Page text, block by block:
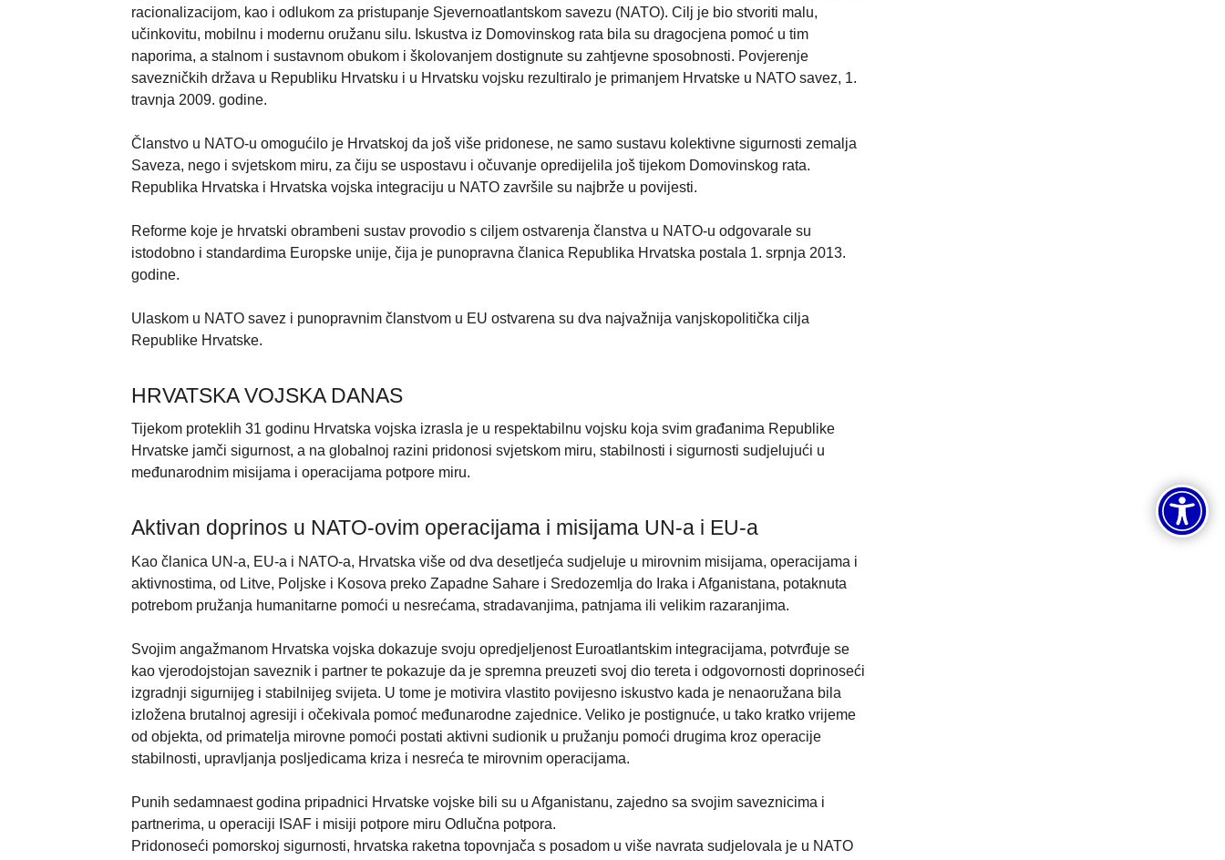
racionalizacijom, kao i odlukom za pristupanje Sjevernoatlantskom savezu (NATO). Cilj je bio stvoriti malu,
učinkovitu, mobilnu i modernu oružanu silu. Iskustva iz Domovinskog rata bila su dragocjena pomoć u tim
naporima, a stalnom i sustavnom obukom i školovanjem dostignute su zahtjevne sposobnosti. Povjerenje
savezničkih država u Republiku Hrvatsku i u Hrvatsku vojsku rezultiralo je primanjem Hrvatske u NATO savez, 1.
travnja 2009. godine.
Članstvo u NATO-u omogućilo je Hrvatskoj da još više pridonese, ne samo sustavu kolektivne sigurnosti zemalja
Saveza, nego i svjetskom miru, za čiju se uspostavu i očuvanje opredijelila još tijekom Domovinskog rata.
Republika Hrvatska i Hrvatska vojska integraciju u NATO završile su najbrže u povijesti.
Reforme koje je hrvatski obrambeni sustav provodio s ciljem ostvarenja članstva u NATO-u odgovarale su
istodobno i standardima Europske unije, čija je punopravna članica Republika Hrvatska postala 1. srpnja 2013.
godine.
Ulaskom u NATO savez i punopravnim članstvom u EU ostvarena su dva najvažnija vanjskopolitička cilja
Republike Hrvatske.
HRVATSKA VOJSKA DANAS
Tijekom proteklih 31 godinu Hrvatska vojska izrasla je u respektabilnu vojsku koja svim građanima Republike
Hrvatske jamči sigurnost, a na globalnoj razini pridonosi svjetskom miru, stabilnosti i sigurnosti sudjelujući u
međunarodnim misijama i operacijama potpore miru.
Aktivan doprinos u NATO-ovim operacijama i misijama UN-a i EU-a
Kao članica UN-a, EU-a i NATO-a, Hrvatska više od dva desetljeća sudjeluje u mirovnim misijama, operacijama i
aktivnostima, od Litve, Poljske i Kosova preko Zapadne Sahare i Sredozemlja do Iraka i Afganistana, potaknuta
potrebom pružanja humanitarne pomoći u nesrećama, stradavanjima, patnjama ili velikim razaranjima.
Svojim angažmanom Hrvatska vojska dokazuje svoju opredjeljenost Euroatlantskim integracijama, potvrđuje se
kao vjerodojstojan saveznik i partner te pokazuje da je spremna preuzeti svoj dio tereta i odgovornosti doprinoseći
izgradnji sigurnijeg i stabilnijeg svijeta. U tome je motivira vlastito povijesno iskustvo kada je nenaoružana bila
izložena brutalnoj agresiji i očekivala pomoć međunarodne zajednice. Veliko je postignuće, u tako kratko vrijeme
od objekta, od primatelja mirovne pomoći postati aktivni sudionik u pružanju pomoći drugima kroz operacije
stabilnosti, upravljanja posljedicama kriza i nesreća te mirovnim operacijama.
Punih sedamnaest godina pripadnici Hrvatske vojske bili su u Afganistanu, zajedno sa svojim saveznicima i
partnerima, u operaciji ISAF i misiji potpore miru Odlučna potpora.
Pridonoseći pomorskoj sigurnosti, hrvatska raketna topovnjača s posadom u više navrata sudjelovala je u NATO